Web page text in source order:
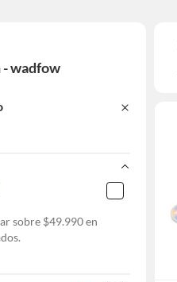
- wadfow
sobre $49.990 en